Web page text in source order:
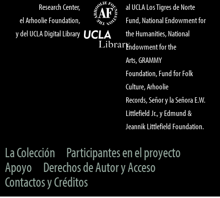
Research Center,
el Arhoolie Foundation,
y del UCLA Digital Library
al UCLA Los Tigres de Norte
Fund, National Endowment for
the Humanities, National
Endowment for the
Arts, GRAMMY
Foundation, Fund for Folk
Culture, Arhoolie
Records, Señor y la Señora E.W.
Littlefield Jr., y Edmund &
Jeannik Littlefield Foundation.
La Colección
Participantes en el proyecto
Apoyo
Derechos de Autor y Acceso
Contactos y Créditos